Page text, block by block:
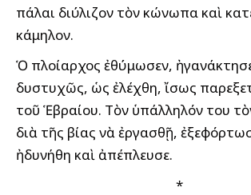
πάλαι διύλιζον τὸν κώνωπα καὶ
κάμηλον.
Ὁ πλοίαρχος ἐθύμωσεν,
δυστυχῶς, ὡς ἐλέχθη, ἴσως
τοῦ Ἑβραίου. Τὸν ὑπάλληλόν του
διὰ τῆς βίας νὰ ἐργασθῇ,
ἠδυνήθη καὶ ἀπέπλευσε.
*